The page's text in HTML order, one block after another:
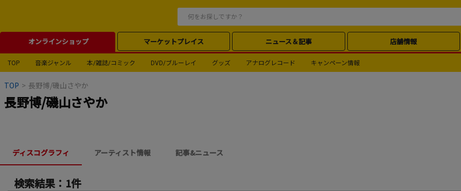
オンラインショップ マーケットプレイス ニュース＆記事 店舗情報
TOP 音楽ジャンル 本/雑誌/コミック DVD/ブルーレイ グッズ アナログレコード キャンペーン情報
TOP > 長野博/磯山さやか
長野博/磯山さやか
ディスコグラフィ アーティスト情報 記事&ニュース
検索結果：1件